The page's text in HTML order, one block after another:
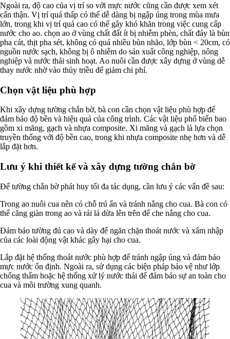
Ngoài ra, độ cao của vị trí so với mực nước cũng cần được xem xét
cẩn thận. Vị trí quá thấp có thể dễ dàng bị ngập úng trong mùa mưa
lớn, trong khi vị trí quá cao có thể gây khó khăn trong việc cung cấp
nước cho ao. chọn ao ở vùng chất đất ít bị nhiễm phèn, chất đáy là bùn
pha cát, thịt pha sét, không có quá nhiều bùn nhão, lớp bùn < 20cm, có
nguồn nước sạch, không bị ô nhiễm do sản xuất công nghiệp, nông
nghiệp và nước thải sinh hoạt. Ao nuôi cần được xây dựng ở vùng dễ
thay nước nhờ vào thủy triều để giảm chi phí.
Chọn vật liệu phù hợp
Khi xây dựng tường chắn bờ, bà con cần chọn vật liệu phù hợp để
đảm bảo độ bền và hiệu quả của công trình. Các vật liệu phổ biến bao
gồm xi măng, gạch và nhựa composite. Xi măng và gạch là lựa chọn
truyền thống với độ bền cao, trong khi nhựa composite nhẹ hơn và dễ
lắp đặt hơn.
Lưu ý khi thiết kế và xây dựng tường chắn bờ
Để tường chắn bờ phát huy tối đa tác dụng, cần lưu ý các vấn đề sau:
Trong ao nuôi cua nên có chỗ trú ẩn và tránh nắng cho cua. Bà con có
thể căng giàn trong ao và rải lá dừa lên trên để che nắng cho cua.
Đảm bảo tường đủ cao và dày để ngăn chặn thoát nước và xâm nhập
của các loài động vật khác gây hại cho cua.
Lắp đặt hệ thống thoát nước phù hợp để tránh ngập úng và đảm bảo
mực nước ổn định. Ngoài ra, sử dụng các biện pháp bảo vệ như lớp
chống thấm hoặc hệ thống xử lý nước thải để đảm bảo sự an toàn cho
cua và môi trường xung quanh.